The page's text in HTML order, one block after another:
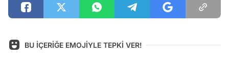
BU İÇERİĞE EMOJİYLE TEPKİ VER!